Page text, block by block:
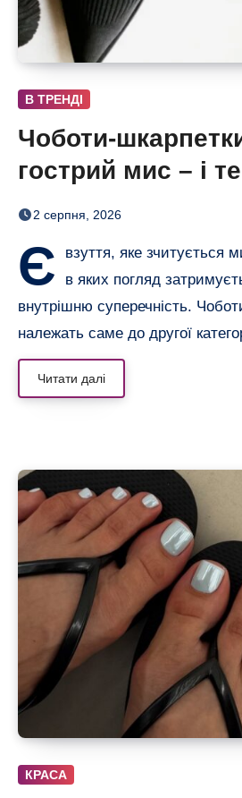
В ТРЕНДІ
Чоботи-
гострий мис – і
хочеться
2 серпня, 2026
Є
взуття, яке зчитується
в яких погляд
внутрішню суперечність.
належать саме до другої
Читати далі
КРАСА